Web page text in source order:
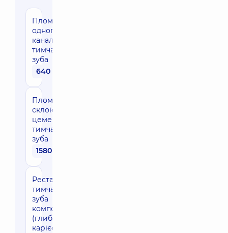
Пломбування
одного
каналу
тимчасового
зуба
640 грн
Пломба з
склоіономерного
цементу
тимчасового
зуба
1580 грн
Реставрація
тимчасового
зуба
композитом
(глибокий
карієс)